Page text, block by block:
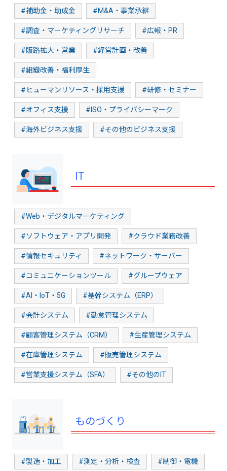
#補助金・助成金 #M&A・事業承継
#調査・マーケティングリサーチ #広報・PR
#販路拡大・営業 #経営計画・改善
#組織改善・福利厚生
#ヒューマンリソース・採用支援 #研修・セミナー
#オフィス支援 #ISO・プライバシーマーク
#海外ビジネス支援 #その他のビジネス支援
IT
#Web・デジタルマーケティング
#ソフトウェア・アプリ開発 #クラウド業務改善
#情報セキュリティ #ネットワーク・サーバー
#コミュニケーションツール #グループウェア
#AI・IoT・5G #基幹システム（ERP）
#会計システム #勤怠管理システム
#顧客管理システム（CRM） #生産管理システム
#在庫管理システム #販売管理システム
#営業支援システム（SFA） #その他のIT
ものづくり
#製造・加工 #測定・分析・検査 #制御・電機